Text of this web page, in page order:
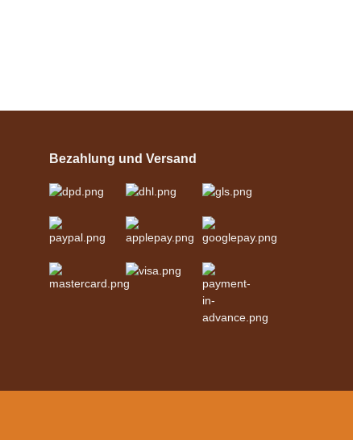
Schwarz
329,00 €*
Bezahlung und Versand